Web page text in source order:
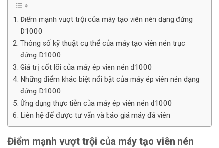
Điểm mạnh vượt trội của máy tạo viên nén dạng đứng
D1000
Thông số kỹ thuật cụ thể của máy tạo viên nén trục
đứng D1000
Giá trị cốt lõi của máy ép viên nén d1000
Những điểm khác biệt nổi bật của máy ép viên nén dạng
đứng D1000
Ứng dụng thực tiễn của máy ép viên nén d1000
Liên hệ để được tư vấn và báo giá máy đá viên
Điểm mạnh vượt trội của máy tạo viên nén